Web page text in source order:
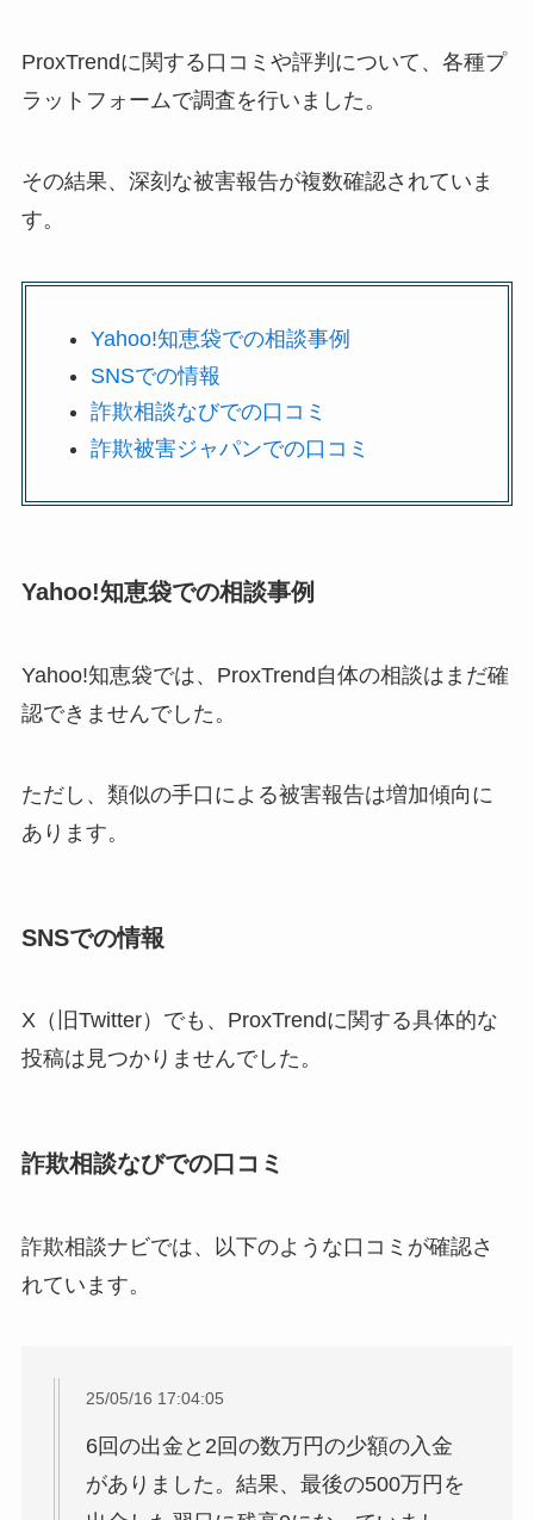
ProxTrendに関する口コミや評判について、各種プ
ラットフォームで調査を行いました。
その結果、深刻な被害報告が複数確認されていま
す。
Yahoo!知恵袋での相談事例
SNSでの情報
詐欺相談なびでの口コミ
詐欺被害ジャパンでの口コミ
Yahoo!知恵袋での相談事例
Yahoo!知恵袋では、ProxTrend自体の相談はまだ確
認できませんでした。
ただし、類似の手口による被害報告は増加傾向に
あります。
SNSでの情報
X（旧Twitter）でも、ProxTrendに関する具体的な
投稿は見つかりませんでした。
詐欺相談なびでの口コミ
詐欺相談ナビでは、以下のような口コミが確認さ
れています。
25/05/16 17:04:05
6回の出金と2回の数万円の少額の入金
がありました。結果、最後の500万円を